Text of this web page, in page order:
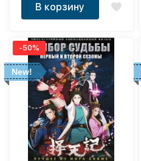
В корзину
New!
-50%